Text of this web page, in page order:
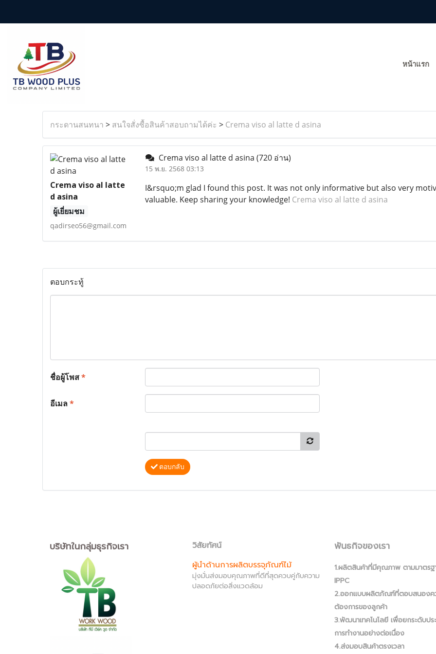
หน้าแรก
กระดานสนทนา > สนใจสั่งซื้อสินค้าสอบถามได้ค่ะ > Crema viso al latte d asina
Crema viso al latte
d asina
ผู้เยี่ยมชม
qadirseo56@gmail.com
Crema viso al latte d asina (720 อ่าน)
15 พ.ย. 2568 03:13
I&rsquo;m glad I found this post. It was not only informative but also very
valuable. Keep sharing your knowledge! Crema viso al latte d asina
ตอบกระทู้
ชื่อผู้โพส*
อีเมล*
ตอบกลับ
บริษัทในกลุ่มธุรกิจเรา
วิสัยทัศน์
ผู้นำด้านการผลิตบรรจุภัณฑ์ไม้
มุ่งมั่นส่งมอบคุณภาพที่ดีที่สุดควบคู่กับความ
ปลอดภัยต่อสิ่งแวดล้อม
พันธกิจของเรา
1.ผลิตสินค้าที่มีคุณภาพ ตามมาตรฐ
IPPC
2.ออกแบบผลิตภัณฑ์ที่ตอบสนองค
ต้องการของลูกค้า
3.พัฒนาเทคโนโลยี เพื่อยกระดับป
การทำงานอย่างต่อเนื่อง
4.ส่งมอบสินค้าตรงเวลา